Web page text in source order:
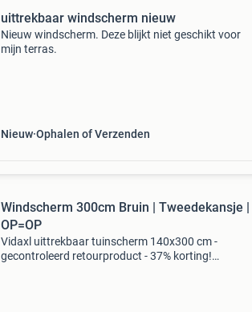
uittrekbaar windscherm nieuw
Nieuw windscherm. Deze blijkt niet geschikt voor
mijn terras.
Nieuw Ophalen of Verzenden
Windscherm 300cm Bruin | Tweedekansje |
OP=OP
Vidaxl uittrekbaar tuinscherm 140x300 cm -
gecontroleerd retourproduct - 37% korting!